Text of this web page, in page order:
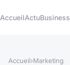
AccueilActuBusiness
Accueil›Marketing